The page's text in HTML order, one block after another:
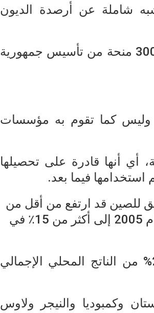
شاملة عن أرصدة الديون
حيث وصفت البيانات 2000 قرض وما يقرب من 3000 منحة من تأسيس جمهورية
وليس كما تقوم به مؤسسات
أنها قادرة على تحصيلها
فيما بعد.
للصين قد ارتفع من أقل من
1٪ من الناتج المحلي الإجمالي للدولة المدينة في عام 2005 إلى أكثر من 15٪ في
وأهم هذه الدول التي تدين بقروض تصل إلى 20% من الناتج المحلي الإجمالي
وكمبوديا والنيجر ولاوس